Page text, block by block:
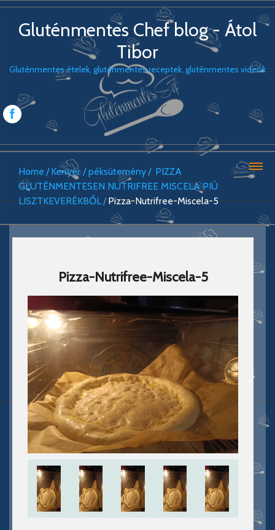
Gluténmentes Chef blog - Átol
Tibor
Gluténmentes ételek, gluténmentes receptek, gluténmentes videók
Home Kenyér / péksütemény
PIZZA
GLUTÉNMENTESEN NUTRIFREE MISCELA PIÚ
LISZTKEVERÉKBŐL Pizza-Nutrifree-Miscela-5
Pizza-Nutrifree-Miscela-5